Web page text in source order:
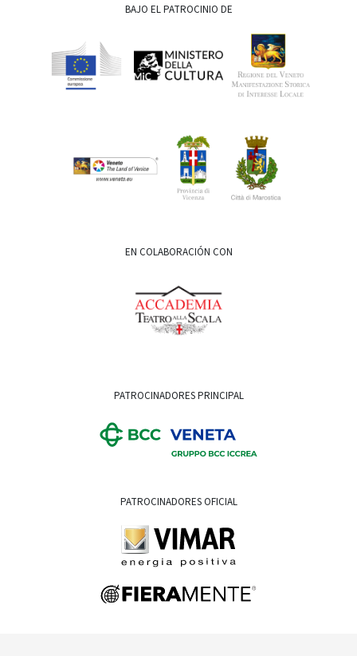
BAJO EL PATROCINIO DE
EN COLABORACIÓN CON
PATROCINADORES PRINCIPAL
PATROCINADORES OFICIAL